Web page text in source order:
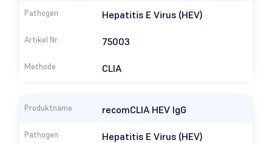
Hepatitis E Virus (HEV)
CLIA
75003
recomCLIA HEV IgG
Hepatitis E Virus (HEV)